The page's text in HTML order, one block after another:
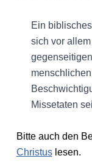
Ein
sich vor
Missetaten
Bitte auch den
Christuslesen.